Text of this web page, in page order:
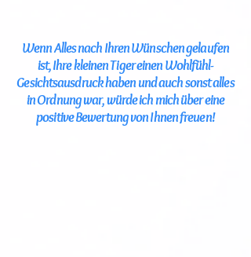
Wenn Alles nach Ihren Wünschen gelaufen
ist, Ihre kleinen Tiger einen Wohlfühl-
Gesichtsausdruck haben und auch sonst alles
inOrdnung war, würde ich mich über eine
positive Bewertung von Ihnen freuen!